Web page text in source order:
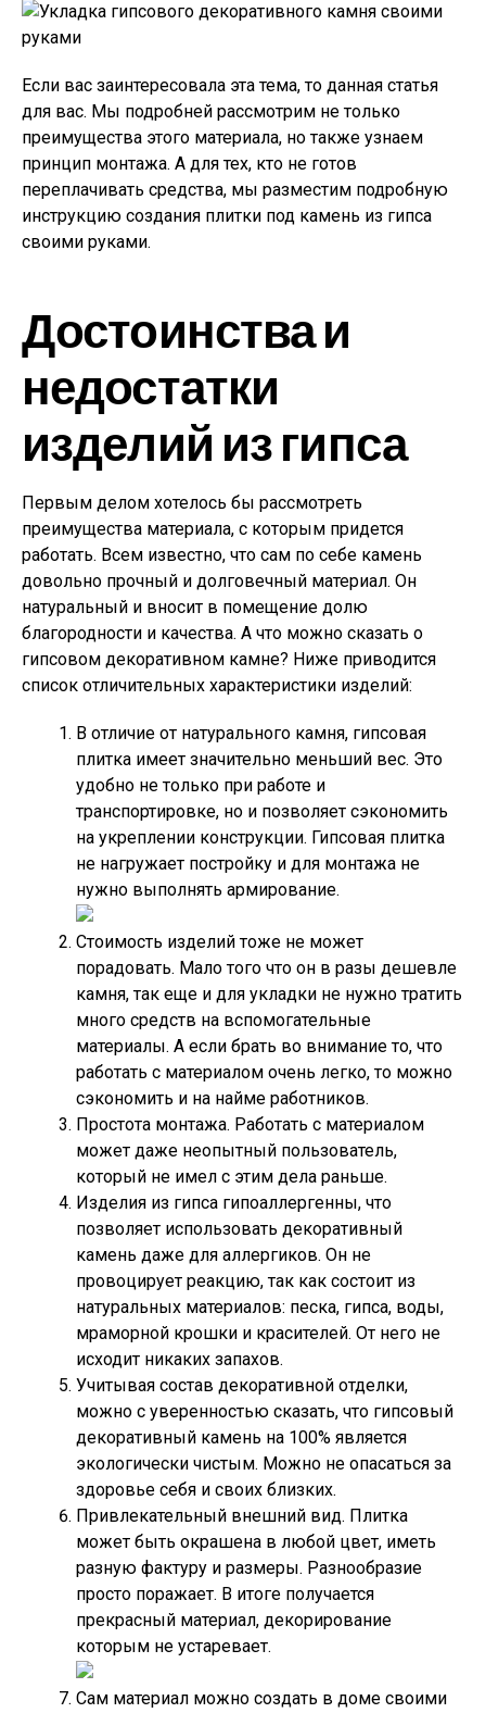
Если вас заинтересовала эта тема, то данная статья
для вас. Мы подробней рассмотрим не только
преимущества этого материала, но также узнаем
принцип монтажа. А для тех, кто не готов
переплачивать средства, мы разместим подробную
инструкцию создания плитки под камень из гипса
своими руками.
Достоинства и
недостатки
изделий из гипса
Первым делом хотелось бы рассмотреть
преимущества материала, с которым придется
работать. Всем известно, что сам по себе камень
довольно прочный и долговечный материал. Он
натуральный и вносит в помещение долю
благородности и качества. А что можно сказать о
гипсовом декоративном камне? Ниже приводится
список отличительных характеристики изделий:
В отличие от натурального камня, гипсовая
плитка имеет значительно меньший вес. Это
удобно не только при работе и
транспортировке, но и позволяет сэкономить
на укреплении конструкции. Гипсовая плитка
не нагружает постройку и для монтажа не
нужно выполнять армирование.
Стоимость изделий тоже не может
порадовать. Мало того что он в разы дешевле
камня, так еще и для укладки не нужно тратить
много средств на вспомогательные
материалы. А если брать во внимание то, что
работать с материалом очень легко, то можно
сэкономить и на найме работников.
Простота монтажа. Работать с материалом
может даже неопытный пользователь,
который не имел с этим дела раньше.
Изделия из гипса гипоаллергенны, что
позволяет использовать декоративный
камень даже для аллергиков. Он не
провоцирует реакцию, так как состоит из
натуральных материалов: песка, гипса, воды,
мраморной крошки и красителей. От него не
исходит никаких запахов.
Учитывая состав декоративной отделки,
можно с уверенностью сказать, что гипсовый
декоративный камень на 100% является
экологически чистым. Можно не опасаться за
здоровье себя и своих близких.
Привлекательный внешний вид. Плитка
может быть окрашена в любой цвет, иметь
разную фактуру и размеры. Разнообразие
просто поражает. В итоге получается
прекрасный материал, декорирование
которым не устаревает.
Сам материал можно создать в доме своими